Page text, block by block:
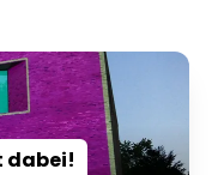
dabei!